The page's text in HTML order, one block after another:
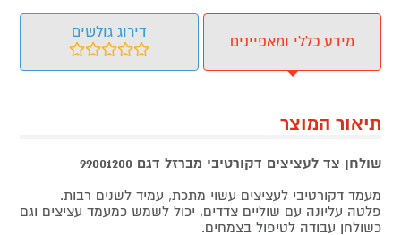
מידע כללי ומאפיינים
דירוג גולשים
תיאור המוצר
שולחן צד לעציצים דקורטיבי מברזל דגם 99001200
מעמד דקורטיבי לעציצים עשוי מתכת, עמיד לשנים רבות.
פלטה עליונה עם שוליים צדדים, יכול לשמש כמעמד עציצים וגם
כשולחן עבודה לטיפול בצמחים.